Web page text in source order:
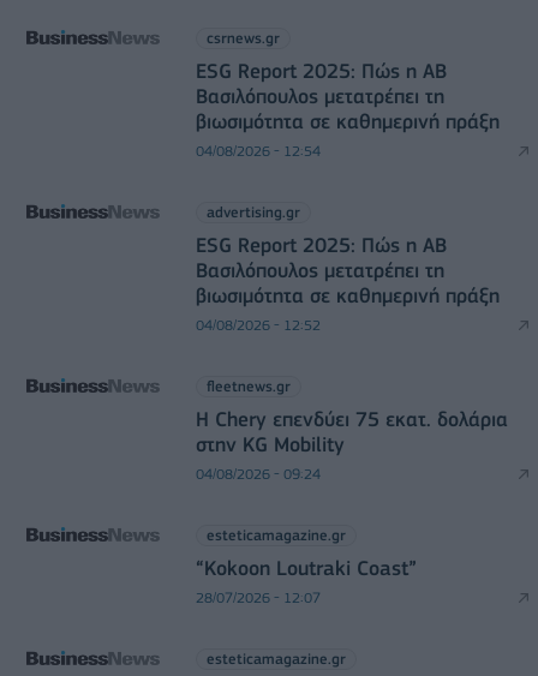
csrnews.gr
ESG Report 2025: Πώς η ΑΒ
Βασιλόπουλος μετατρέπει τη
βιωσιμότητα σε καθημερινή πράξη
04/08/2026 - 12:54
advertising.gr
ESG Report 2025: Πώς η ΑΒ
Βασιλόπουλος μετατρέπει τη
βιωσιμότητα σε καθημερινή πράξη
04/08/2026 - 12:52
fleetnews.gr
Η Chery επενδύει 75 εκατ. δολάρια
στην KG Mobility
04/08/2026 - 09:24
esteticamagazine.gr
“Kokoon Loutraki Coast”
28/07/2026 - 12:07
esteticamagazine.gr